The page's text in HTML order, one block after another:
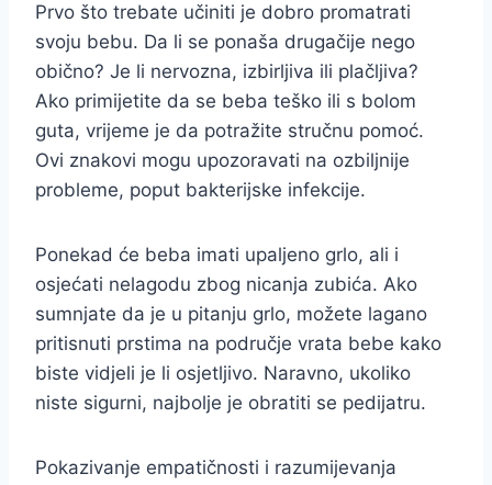
Prvo što trebate učiniti je dobro promatrati
svoju bebu. Da li se ponaša drugačije nego
obično? Je li nervozna, izbirljiva ili plačljiva?
Ako primijetite da se beba teško ili s bolom
guta, vrijeme je da potražite stručnu pomoć.
Ovi znakovi mogu upozoravati na ozbiljnije
probleme, poput bakterijske infekcije.
Ponekad će beba imati upaljeno grlo, ali i
osjećati nelagodu zbog nicanja zubića. Ako
sumnjate da je u pitanju grlo, možete lagano
pritisnuti prstima na područje vrata bebe kako
biste vidjeli je li osjetljivo. Naravno, ukoliko
niste sigurni, najbolje je obratiti se pedijatru.
Pokazivanje empatičnosti i razumijevanja